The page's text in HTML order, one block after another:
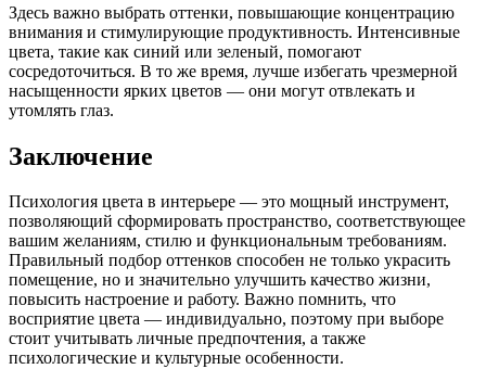
Здесь важно выбрать оттенки, повышающие концентрацию
внимания и стимулирующие продуктивность. Интенсивные
цвета, такие как синий или зеленый, помогают
сосредоточиться. В то же время, лучше избегать чрезмерной
насыщенности ярких цветов — они могут отвлекать и
утомлять глаз.
Заключение
Психология цвета в интерьере — это мощный инструмент,
позволяющий сформировать пространство, соответствующее
вашим желаниям, стилю и функциональным требованиям.
Правильный подбор оттенков способен не только украсить
помещение, но и значительно улучшить качество жизни,
повысить настроение и работу. Важно помнить, что
восприятие цвета — индивидуально, поэтому при выборе
стоит учитывать личные предпочтения, а также
психологические и культурные особенности.